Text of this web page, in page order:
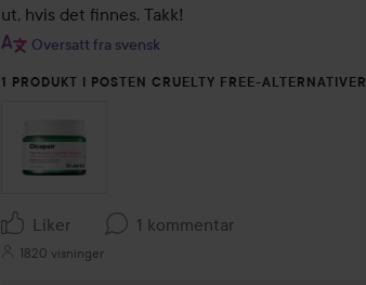
ut, hvis det finnes. Takk!
Oversatt fra svensk
1 PRODUKT I POSTEN CRUELTY FREE-ALTERNATIVER
Liker 1 kommentar
1820 visninger